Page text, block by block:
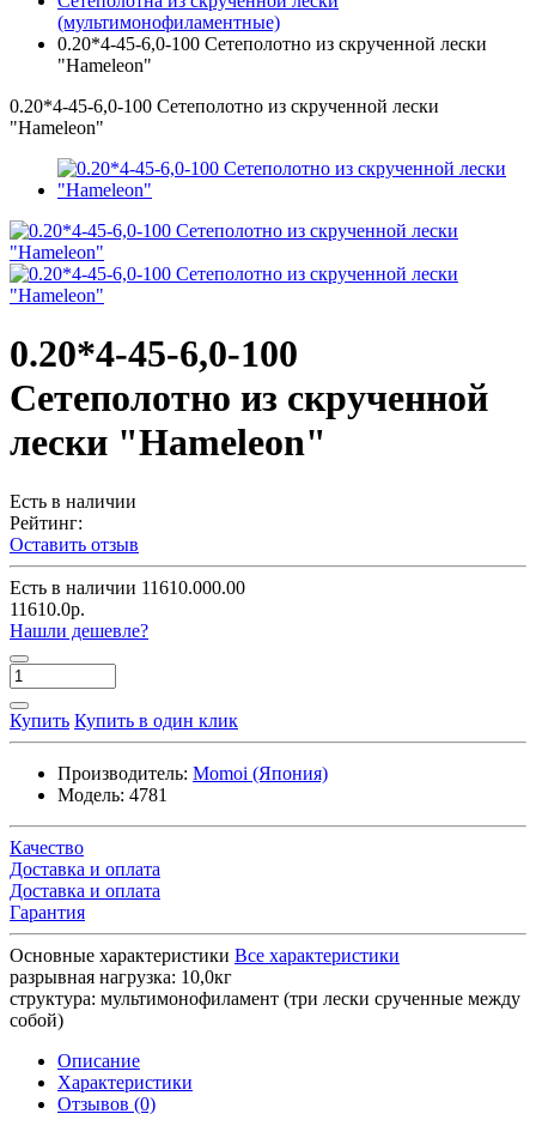
(мультимонофиламентные)
0.20*4-45-6,0-100 Сетеполотно из скрученной лески
"Hameleon"
0.20*4-45-6,0-100 Сетеполотно из скрученной лески
"Hameleon"
0.20*4-45-6,0-100
Сетеполотно из скрученной
лески "Hameleon"
Есть в наличии
Рейтинг:
Оставить отзыв
Есть в наличии 11610.000.00
11610.0р.
Нашли дешевле?
Купить Купить в один клик
Производитель: Momoi (Япония)
Модель: 4781
Качество
Доставка и оплата
Доставка и оплата
Гарантия
Основные характеристики Все характеристики
разрывная нагрузка: 10,0кг
структура: мультимонофиламент (три лески срученные между
собой)
Описание
Характеристики
Отзывов (0)